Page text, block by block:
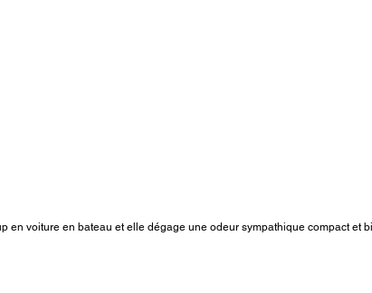
en voiture en bateau et elle dégage une odeur sympathique compact et